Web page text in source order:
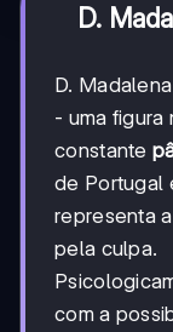
D.
D.
- uma figura
constante
de Portugal
representa
pela culpa.
com a